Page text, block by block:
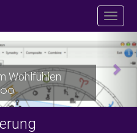
Wohlfühlen